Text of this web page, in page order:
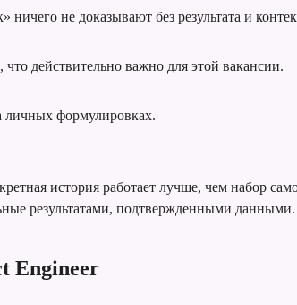
не доказывают без результата и
что действительно важно для этой вакансии.
личных формулировках.
история работает лучше, чем набор
результатами, подтвержденными данными.
Engineer